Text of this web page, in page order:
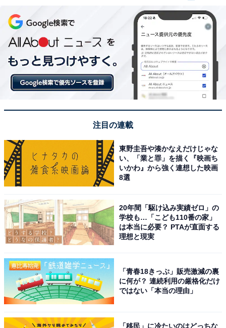
＞【詳しく見る】全体運、社交運、恋愛運などの詳細は
こちら
【2026年6月の運勢】ふたご座（5月21日～6月21
日生まれ）
トライ＆エラーで
＞【詳しく見る】全体運、社交運、恋愛運などの詳細は
注目の連載
東野圭吾や湊かなえだけじゃな
い、「業と罪」を描く『映画ち
いかわ』から強く連想した映画
8選
20年間「駆け込み実績ゼロ」の
学校も…「こども110番の家」
は本当に必要？ PTAが直面する
理想と現実
「青春18きっぷ」販売激減の裏
に何が？ 連続利用の厳格化だけ
ではない「本当の理由」
「移民」に冷たいのはどっちな